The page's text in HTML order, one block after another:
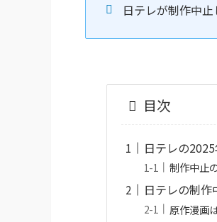
日テレが制作中
目次
日テレの
制作中止
日テレの制作
原作漫画